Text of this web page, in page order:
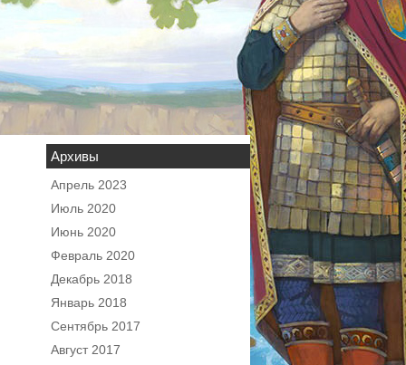
Архивы
Апрель 2023
Июль 2020
Июнь 2020
Февраль 2020
Декабрь 2018
Январь 2018
Сентябрь 2017
Август 2017